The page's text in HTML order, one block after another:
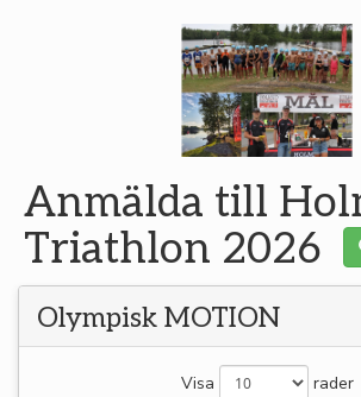
Anmälda till
Triathlon 2026
Olympisk MOTION
Visa
rader